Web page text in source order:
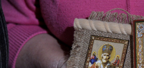
жизнь христиан была
постоянной опасности
мучительным пыткам и
язычников.
ПРАВОСЛАВИЕ
ПРАЗДНИКИ
ХРИСТИАНСТВО
РЕЛИГИЯ